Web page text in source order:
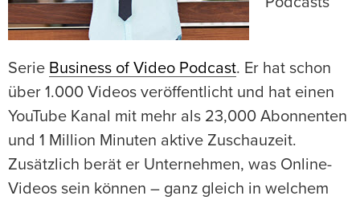
Serie Business of Video Podcast. Er hat schon
über 1.000 Videos veröffentlicht und hat einen
YouTube Kanal mit mehr als 23,000 Abonnenten
und 1 Million Minuten aktive Zuschauzeit.
Zusätzlich berät er Unternehmen, was Online-
Videos sein können – ganz gleich in welchem